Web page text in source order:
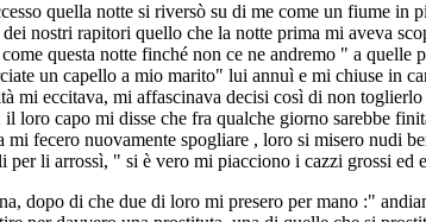
quella notte si riversò su di me come un fiume
nostri rapitori quello che la notte prima mi aveva
questa notte finché non ce ne andremo " a
un capello a mio marito" lui annuì e mi chiuse in
mi eccitava, mi affascinava decisi così di non
loro capo mi disse che fra qualche giorno sarebbe
mi fecero nuovamente spogliare , loro si misero nudi
li arrossì, " si è vero mi piacciono i cazzi grossi ed
dopo di che due di loro mi presero per mano :"